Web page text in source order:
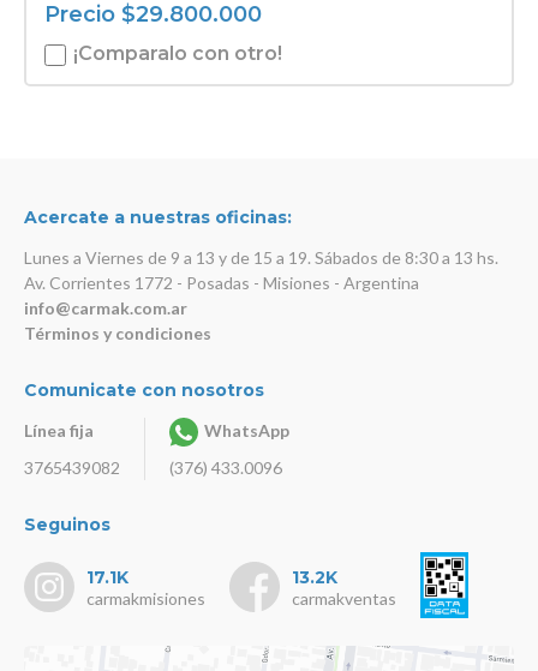
Precio $29.800.000
¡Comparalo con otro!
Acercate a nuestras oficinas:
Lunes a Viernes de 9 a 13 y de 15 a 19. Sábados de 8:30 a 13 hs.
Av. Corrientes 1772 - Posadas - Misiones - Argentina
info@carmak.com.ar
Términos y condiciones
Comunicate con nosotros
Línea fija
3765439082
WhatsApp
(376) 433.0096
Seguinos
17.1K
carmakmisiones
13.2K
carmakventas